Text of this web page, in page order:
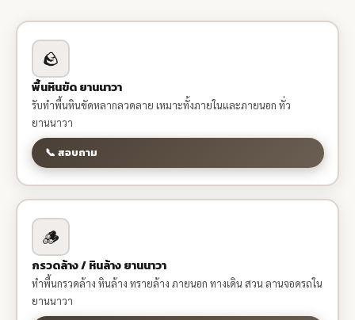
🪨
พื้นหินขัด ยานนาวา
รับทำพื้นหินขัดหลากลวดลาย เหมาะทั้งภายในและภายนอก ทั่ว
ยานนาวา
📞 สอบถาม
🪵
กรวดล้าง / หินล้าง ยานนาวา
ทำพื้นกรวดล้าง หินล้าง ทรายล้าง ภายนอก ทางเดิน สวน ลานจอดรถใน
ยานนาวา